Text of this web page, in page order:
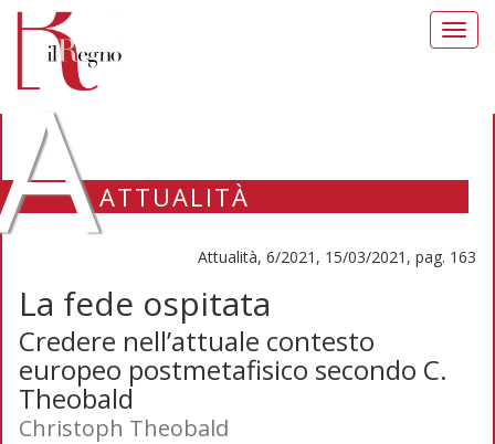
ATTUALITÀ
Attualità, 6/2021, 15/03/2021, pag. 163
La fede ospitata
Credere nell’attuale contesto
europeo postmetafisico secondo C.
Theobald
Christoph Theobald